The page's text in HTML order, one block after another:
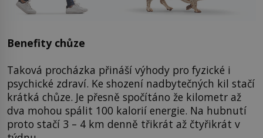
Benefity chůze
Taková procházka přináší výhody pro fyzické i
psychické zdraví. Ke shození nadbytečných kil stačí
krátká chůze. Je přesně spočítáno že kilometr až
dva mohou spálit 100 kalorií energie. Na hubnutí
proto stačí 3 – 4 km denně třikrát až čtyřikrát v